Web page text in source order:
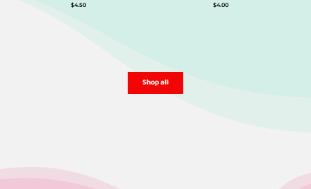
$4.50 $4.00
Shop all